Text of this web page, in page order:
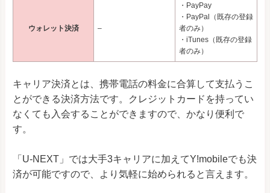
ウォレット決済 –
・PayPay
・PayPal（既存の登録
者のみ）
・iTunes（既存の登録
者のみ）
キャリア決済とは、携帯電話の料金に合算して支払うこ
とができる決済方法です。クレジットカードを持ってい
なくても入会することができますので、かなり便利で
す。
「U-NEXT」では大手3キャリアに加えてY!mobileでも決
済が可能ですので、より気軽に始められると言えます。